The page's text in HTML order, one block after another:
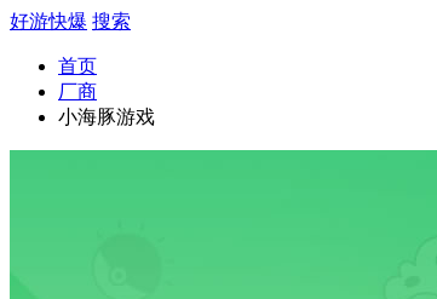
好游快爆 搜索
首页
厂商
小海豚游戏